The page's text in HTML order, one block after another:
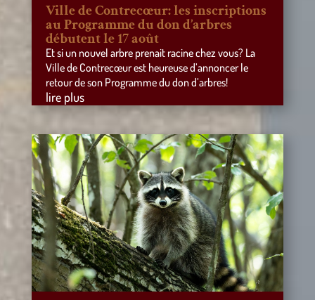
Ville de Contrecœur: les inscriptions
au Programme du don d’arbres
débutent le 17 août
Et si un nouvel arbre prenait racine chez vous? La
Ville de Contrecœur est heureuse d’annoncer le
retour de son Programme du don d’arbres!
lire plus